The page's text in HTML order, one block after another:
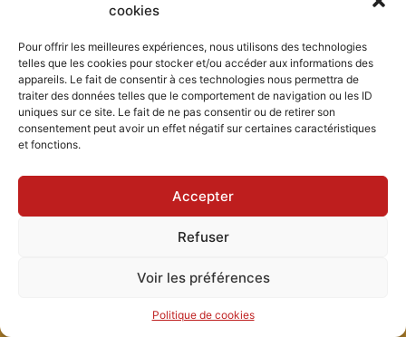
cookies
Pour offrir les meilleures expériences, nous utilisons des technologies
telles que les cookies pour stocker et/ou accéder aux informations des
appareils. Le fait de consentir à ces technologies nous permettra de
traiter des données telles que le comportement de navigation ou les ID
uniques sur ce site. Le fait de ne pas consentir ou de retirer son
consentement peut avoir un effet négatif sur certaines caractéristiques
et fonctions.
Accepter
Refuser
Voir les préférences
Politique de cookies
Devenez partenaire !